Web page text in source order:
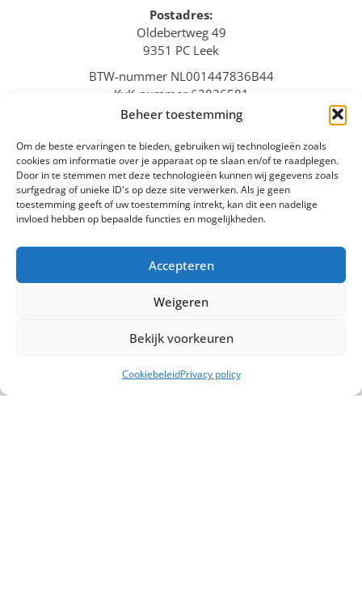
Beheer toestemming
Om de beste ervaringen te bieden, gebruiken wij technologieën zoals
cookies om informatie over je apparaat op te slaan en/of te raadplegen.
Door in te stemmen met deze technologieën kunnen wij gegevens zoals
surfgedrag of unieke ID's op deze site verwerken. Als je geen
toestemming geeft of uw toestemming intrekt, kan dit een nadelige
invloed hebben op bepaalde functies en mogelijkheden.
Accepteren
Weigeren
Bekijk voorkeuren
CookiebeleidPrivacy policy
Postadres:
Oldebertweg 49
9351 PC Leek
BTW-nummer NL001447836B44
KvK-nummer 62826581
Contactgegevens
Bezoekadres:
Roderwolderdijk 9-B
9744 TE Hoogkerk (Groningen)
T 06 300 433 70
info@vanderveencontainers.nl
Privacyverklaring